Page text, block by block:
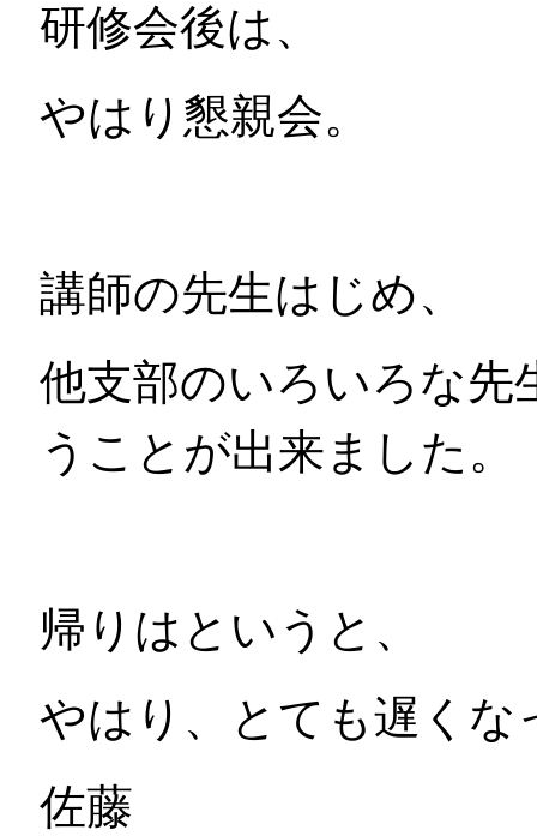
研修会後は、
やはり懇親会。
講師の先生はじめ、
他支部のいろいろな先
うことが出来ました。
帰りはというと、
やはり、とても遅くな
佐藤